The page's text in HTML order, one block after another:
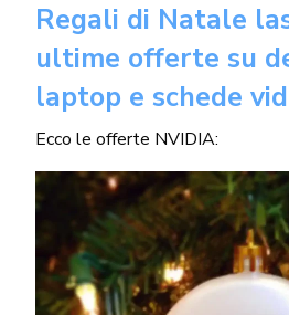
Regali di Natale
ultime offerte su
laptop e schede
Ecco le offerte NVIDIA: